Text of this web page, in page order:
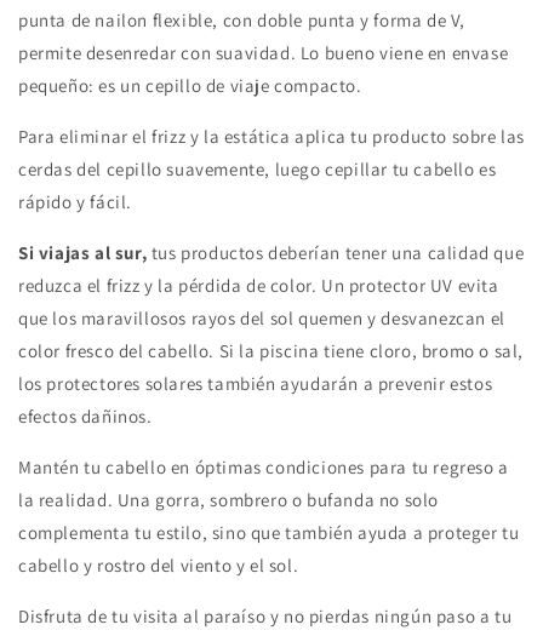
punta de nailon flexible, con doble punta y forma de V,
permite desenredar con suavidad. Lo bueno viene en envase
pequeño: es un cepillo de viaje compacto.
Para eliminar el frizz y la estática aplica tu producto sobre las
cerdas del cepillo suavemente, luego cepillar tu cabello es
rápido y fácil.
Si viajas al sur, tus productos deberían tener una calidad que
reduzca el frizz y la pérdida de color. Un protector UV evita
que los maravillosos rayos del sol quemen y desvanezcan el
color fresco del cabello. Si la piscina tiene cloro, bromo o sal,
los protectores solares también ayudarán a prevenir estos
efectos dañinos.
Mantén tu cabello en óptimas condiciones para tu regreso a
la realidad. Una gorra, sombrero o bufanda no solo
complementa tu estilo, sino que también ayuda a proteger tu
cabello y rostro del viento y el sol.
Disfruta de tu visita al paraíso y no pierdas ningún paso a tu